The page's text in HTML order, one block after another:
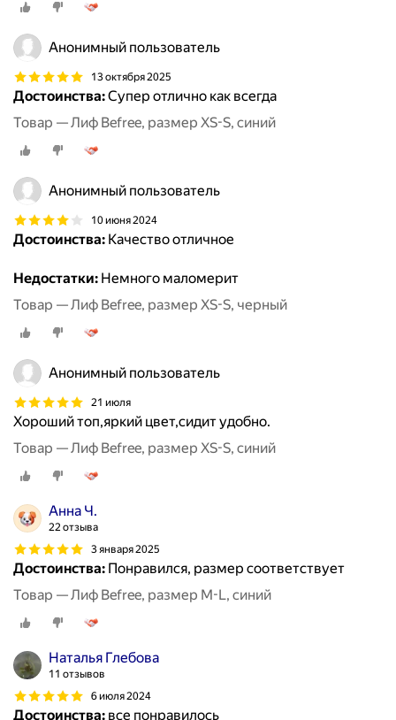
Анонимный пользователь
13 октября 2025
Достоинства:Супер отлично как всегда
Товар — Лиф Befree, размер XS-S, синий
Анонимный пользователь
10 июня 2024
Достоинства: Качество отличное
Недостатки: Немного маломерит
Товар — Лиф Befree, размер XS-S, черный
Анонимный пользователь
21 июля
Хороший топ,яркий цвет,сидит удобно.
Товар — Лиф Befree, размер XS-S, синий
Анна Ч.
22 отзыва
3 января 2025
Достоинства: Понравился, размер соответствует
Товар — Лиф Befree, размер M-L, синий
Наталья Глебова
11 отзывов
6 июля 2024
Достоинства: все понравилось